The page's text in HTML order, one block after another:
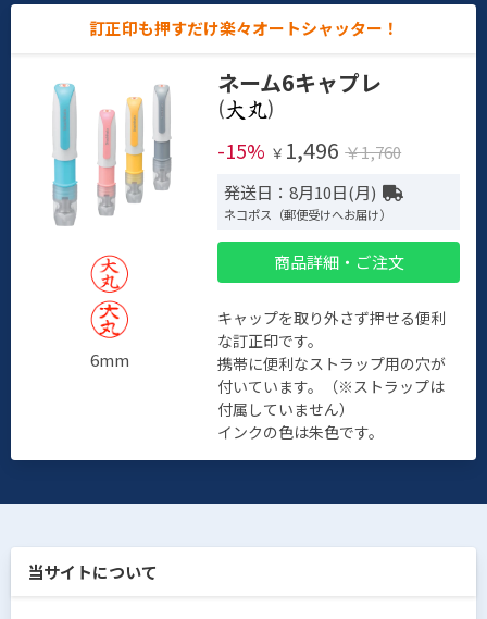
訂正印も押すだけ楽々オートシャッター！
6mm
ネーム6キャプレ
(
)
-15% ￥ 1,496 ￥1,760
発送日：8月10日(月)
ネコポス（郵便受けへお届け）
商品詳細・ご注文
キャップを取り外さず押せる便利
な訂正印です。
携帯に便利なストラップ用の穴が
付いています。（※ストラップは
付属していません）
インクの色は朱色です。
当サイトについて